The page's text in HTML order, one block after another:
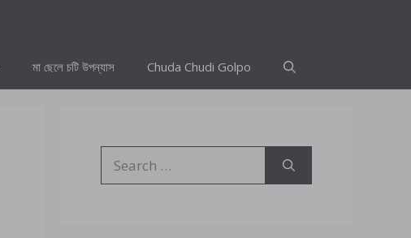
মা ছেলে চটি উপন্যাস Chuda Chudi Golpo
for: